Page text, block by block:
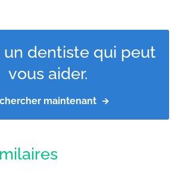
un dentiste qui peut
vous aider.
maintenant